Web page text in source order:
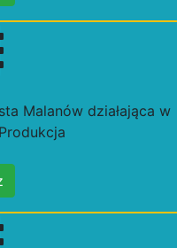
Malanów działająca w